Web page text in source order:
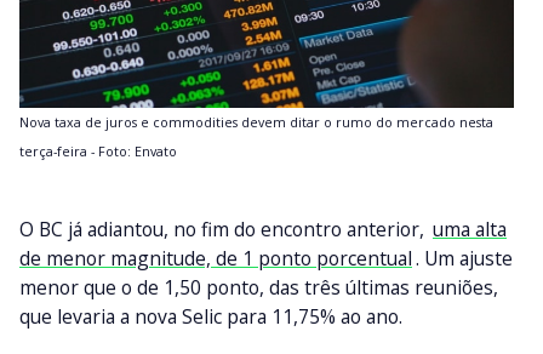
Nova taxa de juros e commodities devem ditar o rumo do mercado nesta
terça-feira - Foto: Envato
O BC já adiantou, no fim do encontro anterior, uma alta
de menor magnitude, de 1 ponto porcentual. Um ajuste
menor que o de 1,50 ponto, das três últimas reuniões,
que levaria a nova Selic para 11,75% ao ano.